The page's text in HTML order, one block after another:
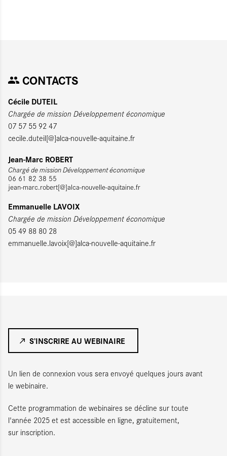
CONTACTS
Cécile DUTEIL
Chargée de mission Développement économique
07 57 55 92 47
cecile.duteil[@]alca-nouvelle-aquitaine.fr
Jean-Marc ROBERT
Chargé de mission Développement économique
06 61 82 38 55
jean-marc.robert[@]alca-nouvelle-aquitaine.fr
Emmanuelle LAVOIX
Chargée de mission Développement économique
05 49 88 80 28
emmanuelle.lavoix[@]alca-nouvelle-aquitaine.fr
S’INSCRIRE AU WEBINAIRE
Un lien de connexion vous sera envoyé quelques jours avant
le webinaire.
Cette programmation de webinaires se décline sur toute
l'année 2025 et est accessible en ligne, gratuitement,
sur inscription.